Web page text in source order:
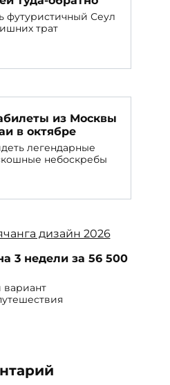
футуристичный Сеул
трат
из Москвы
в октябре
легендарные
небоскребы
3 недели за 56 500